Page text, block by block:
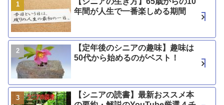
年間が人生で一番楽しめる期間
【定年後のシニアの趣味】趣味は
50代から始めるのがベスト！
【シニアの読書】最新おススメ本